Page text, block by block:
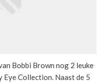
Bobbi Brown nog 2 leuke
Eye Collection. Naast de 5